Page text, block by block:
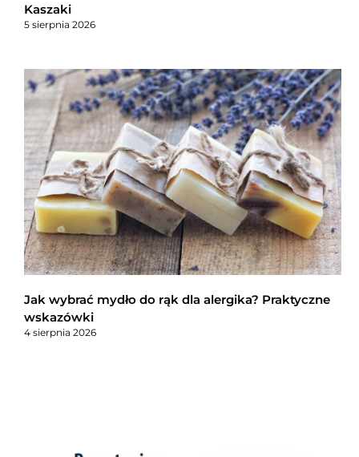
Kaszaki
5 sierpnia 2026
Jak wybrać mydło do rąk dla alergika? Praktyczne
wskazówki
4 sierpnia 2026